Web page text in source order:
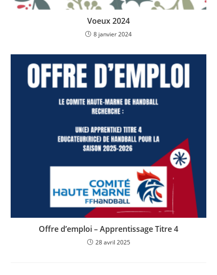
Voeux 2024
8 janvier 2024
Offre d’emploi – Apprentissage Titre 4
28 avril 2025